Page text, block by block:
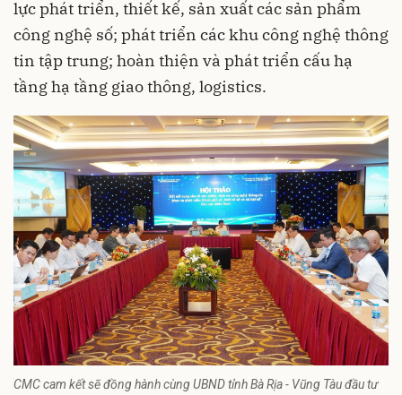
lực phát triển, thiết kế, sản xuất các sản phẩm
công nghệ số; phát triển các khu công nghệ thông
tin tập trung; hoàn thiện và phát triển cấu hạ
tầng hạ tầng giao thông, logistics.
CMC cam kết sẽ đồng hành cùng UBND tỉnh Bà Rịa - Vũng Tàu đầu tư